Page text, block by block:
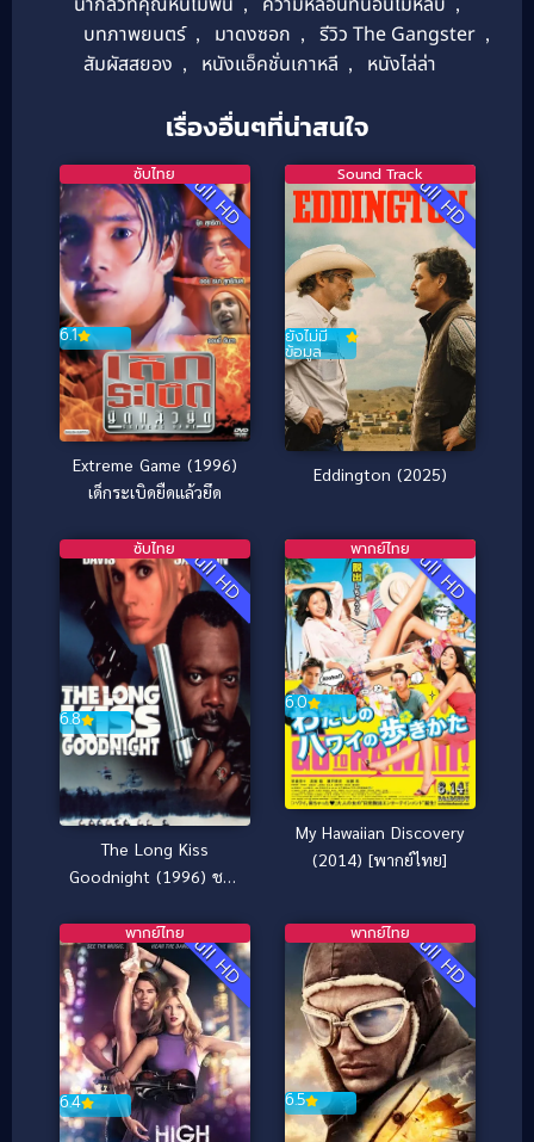
บทภาพยนตร์ , มาดงซอก , รีวิว The Gangster ,
สัมผัสสยอง , หนังแอ็คชั่นเกาหลี , หนังไล่ล่า
เรื่องอื่นๆที่น่าสนใจ
Full HD
6.1
ซับไทย
Extreme Game (1996)
เด็กระเบิดยืดแล้วยึด
Full HD
ยังไม่มี
ข้อมูล
Sound Track
Eddington (2025)
Full HD
6.8
ซับไทย
The Long Kiss
Goodnight (1996) ชาร์
Full HD
6.0
พากย์ไทย
My Hawaiian Discovery
(2014) [พากย์ไทย]
Full HD
6.4
พากย์ไทย Full HD
6.5
พากย์ไทย